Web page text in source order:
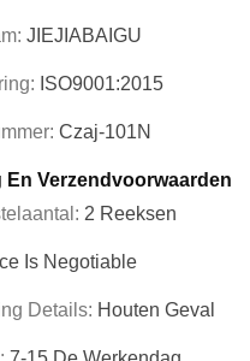
JIEJIABAIGU
ISO9001:2015
Czaj-101N
En Verzendvoorwaarden
2 Reeksen
Is Negotiable
Details: Houten Geval